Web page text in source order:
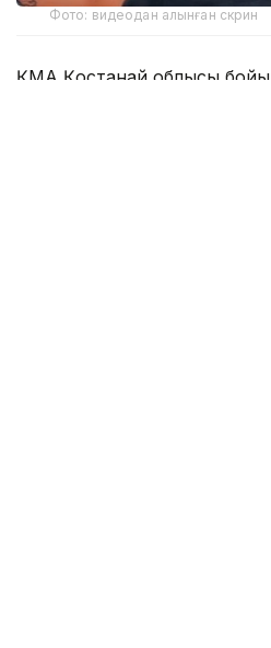
Фото: видеодан алынған скрин
ҚМА Қостанай облысы